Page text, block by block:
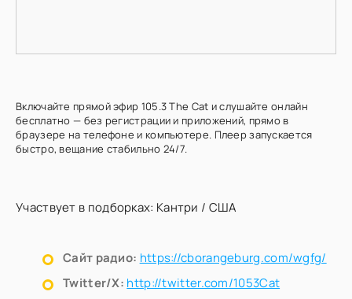
Включайте прямой эфир 105.3 The Cat и слушайте онлайн
бесплатно — без регистрации и приложений, прямо в
браузере на телефоне и компьютере. Плеер запускается
быстро, вещание стабильно 24/7.
Участвует в подборках: Кантри / США
Сайт радио: https://cborangeburg.com/wgfg/
Twitter/X: http://twitter.com/1053Cat